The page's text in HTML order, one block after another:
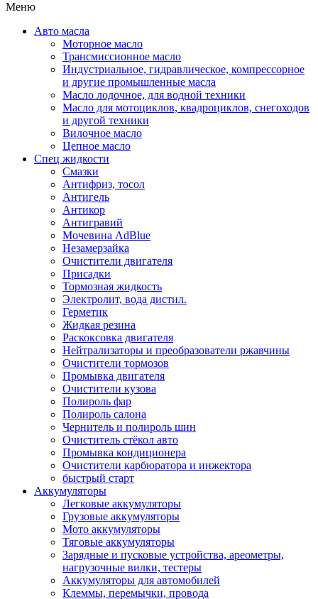
Меню
Авто масла
Моторное масло
Трансмиссионное масло
Индустриальное, гидравлическое, компрессорное
и другие промышленные масла
Масло лодочное, для водной техники
Масло для мотоциклов, квадроциклов, снегоходов
и другой техники
Вилочное масло
Цепное масло
Спец жидкости
Смазки
Антифриз, тосол
Антигель
Антикор
Антигравий
Мочевина AdBlue
Незамерзайка
Очистители двигателя
Присадки
Тормозная жидкость
Электролит, вода дистил.
Герметик
Жидкая резина
Раскоксовка двигателя
Нейтрализаторы и преобразователи ржавчины
Очистители тормозов
Промывка двигателя
Очистители кузова
Полироль фар
Полироль салона
Чернитель и полироль шин
Очиститель стёкол авто
Промывка кондиционера
Очистители карбюратора и инжектора
быстрый старт
Аккумуляторы
Легковые аккумуляторы
Грузовые аккумуляторы
Мото аккумуляторы
Тяговые аккумуляторы
Зарядные и пусковые устройства, ареометры,
нагрузочные вилки, тестеры
Аккумуляторы для автомобилей
Клеммы, перемычки, провода